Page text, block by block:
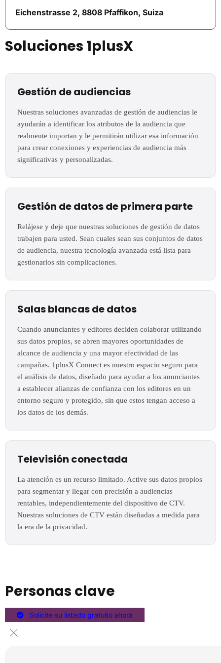
Eichenstrasse 2, 8808 Pfaffikon, Suiza
Soluciones 1plusX
Gestión de audiencias
Nuestras soluciones avanzadas de gestión de audiencias le
ayudarán a identificar los atributos de la audiencia que
realmente importan y le permitirán utilizar esa información
para crear conexiones y experiencias de audiencia más
significativas y personalizadas.
Gestión de datos de primera parte
Relájese y deje que nuestras soluciones de gestión de datos
trabajen para usted. Sean cuales sean sus conjuntos de datos
de audiencia, nuestra tecnología avanzada está lista para
gestionarlos sin complicaciones.
Salas blancas de datos
Cuando anunciantes y editores deciden colaborar utilizando
sus datos propios, se abren mayores oportunidades de
alcance de audiencia y una mayor efectividad de las
campañas. 1plusX Connect es nuestro espacio seguro para
el análisis de datos, diseñado para ayudar a los anunciantes
a establecer alianzas de confianza con los editores en un
entorno seguro y protegido, sin que estos tengan acceso a
los datos de los demás.
Televisión conectada
La atención es un recurso limitado. Active sus datos propios
para segmentar y llegar con precisión a audiencias
rentables, independientemente del dispositivo de CTV.
Nuestras soluciones de CTV están diseñadas a medida para
la era de la privacidad.
Personas clave
Solicite su listado gratuito ahora